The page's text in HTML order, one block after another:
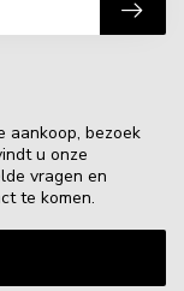
aankoop, bezoek
u onze
vragen en
te komen.